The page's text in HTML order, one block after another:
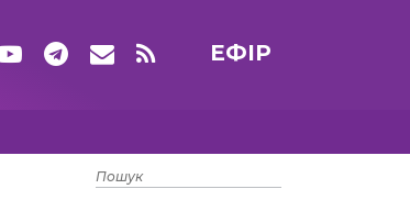
ЕФІР
15 ТРАВНЯ